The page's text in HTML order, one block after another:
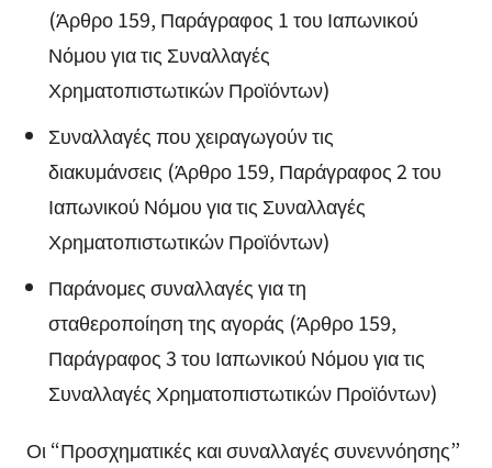
(Άρθρο 159, Παράγραφος 1 του Ιαπωνικού
Νόμου για τις Συναλλαγές
Χρηματοπιστωτικών Προϊόντων)
Συναλλαγές που χειραγωγούν τις
διακυμάνσεις (Άρθρο 159, Παράγραφος 2 του
Ιαπωνικού Νόμου για τις Συναλλαγές
Χρηματοπιστωτικών Προϊόντων)
Παράνομες συναλλαγές για τη
σταθεροποίηση της αγοράς (Άρθρο 159,
Παράγραφος 3 του Ιαπωνικού Νόμου για τις
Συναλλαγές Χρηματοπιστωτικών Προϊόντων)
Οι “Προσχηματικές και συναλλαγές συνεννόησης”